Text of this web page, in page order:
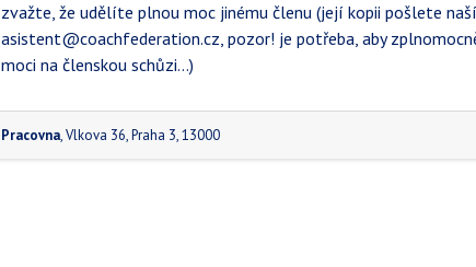
zvažte, že udělíte plnou moc jinému členu (její kopii pošlete
asistent@coachfederation.cz, pozor! je potřeba, aby
moci na členskou schůzi...)
Pracovna,Vlkova 36,Praha 3,13000